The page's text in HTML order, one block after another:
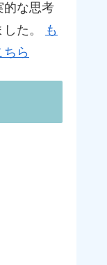
的な思考
た。
も
ら